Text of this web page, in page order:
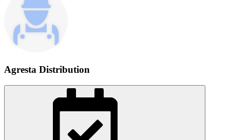
Agresta Distribution